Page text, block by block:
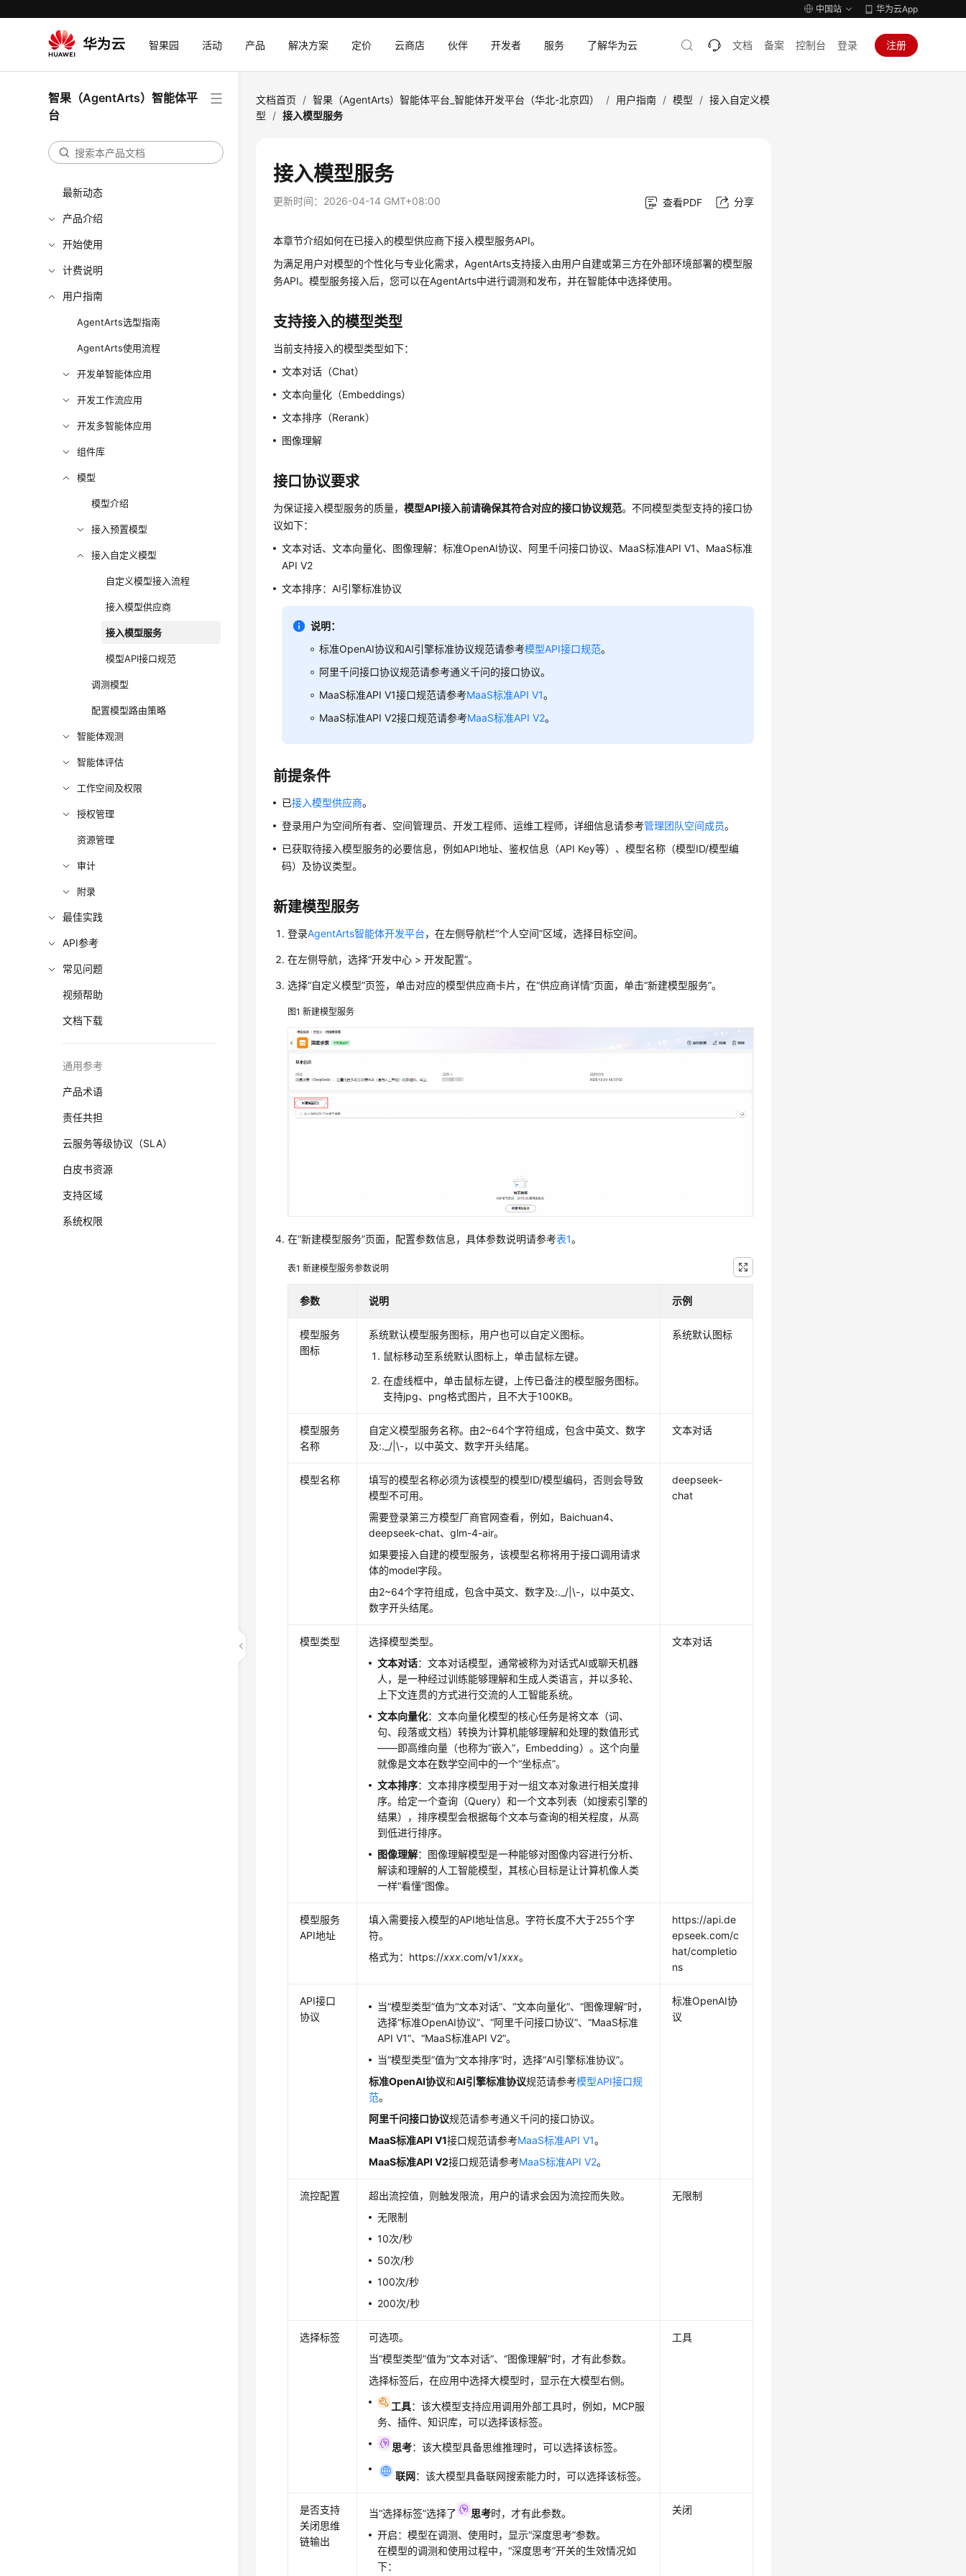
中国站 华为云App
智果园 活动 产品 解决方案 定价 云商店 伙伴 开发者 服务 了解华为云 文档 备案 控制台 登录 注册
智果（AgentArts）智能体平
台
最新动态
产品介绍
开始使用
计费说明
用户指南
AgentArts选型指南
AgentArts使用流程
开发单智能体应用
开发工作流应用
开发多智能体应用
组件库
模型
模型介绍
接入预置模型
接入自定义模型
自定义模型接入流程
接入模型供应商
接入模型服务
模型API接口规范
调测模型
配置模型路由策略
智能体观测
智能体评估
工作空间及权限
授权管理
资源管理
审计
附录
最佳实践
API参考
常见问题
视频帮助
文档下载
通用参考
产品术语
责任共担
云服务等级协议（SLA）
白皮书资源
支持区域
系统权限
文档首页 / 智果（AgentArts）智能体平台_智能体开发平台（华北-北京四） / 用户指南 / 模型 / 接入自定义模
型
/ 接入模型服务
接入模型服务
更新时间： 2026-04-14 GMT+08:00 查看PDF 分享
本章节介绍如何在已接入的模型供应商下接入模型服务API。
为满足用户对模型的个性化与专业化需求，AgentArts支持接入由用户自建或第三方在外部环境部署的模型服
务API。模型服务接入后，您可以在AgentArts中进行调测和发布，并在智能体中选择使用。
支持接入的模型类型
当前支持接入的模型类型如下：
文本对话（Chat）
文本向量化（Embeddings）
文本排序（Rerank）
图像理解
接口协议要求
为保证接入模型服务的质量，模型API接入前请确保其符合对应的接口协议规范。不同模型类型支持的接口协
议如下：
文本对话、文本向量化、图像理解：标准OpenAI协议、阿里千问接口协议、MaaS标准API V1、MaaS标准
API V2
文本排序：AI引擎标准协议
说明：
标准OpenAI协议和AI引擎标准协议规范请参考模型API接口规范。
阿里千问接口协议规范请参考通义千问的接口协议。
MaaS标准API V1接口规范请参考MaaS标准API V1。
MaaS标准API V2接口规范请参考MaaS标准API V2。
前提条件
已接入模型供应商。
登录用户为空间所有者、空间管理员、开发工程师、运维工程师，详细信息请参考管理团队空间成员。
已获取待接入模型服务的必要信息，例如API地址、鉴权信息（API Key等）、模型名称（模型ID/模型编
码）及协议类型。
新建模型服务
登录AgentArts智能体开发平台，在左侧导航栏“个人空间”区域，选择目标空间。
在左侧导航，选择“开发中心 > 开发配置”。
选择“自定义模型”页签，单击对应的模型供应商卡片，在“供应商详情”页面，单击“新建模型服务”。
图1新建模型服务
在“新建模型服务”页面，配置参数信息，具体参数说明请参考表1。
表1新建模型服务参数说明
参数 说明 示例
模型服务
图标
系统默认模型服务图标，用户也可以自定义图标。
鼠标移动至系统默认图标上，单击鼠标左键。
在虚线框中，单击鼠标左键，上传已备注的模型服务图标。
支持jpg、png格式图片，且不大于100KB。
系统默认图标
模型服务
名称
自定义模型服务名称。由2~64个字符组成，包含中英文、数字
及:._/|\-，以中英文、数字开头结尾。
文本对话
模型名称
填写的模型名称必须为该模型的模型ID/模型编码，否则会导致
模型不可用。
需要登录第三方模型厂商官网查看，例如，Baichuan4、
deepseek-chat、glm-4-air。
如果要接入自建的模型服务，该模型名称将用于接口调用请求
体的model字段。
由2~64个字符组成，包含中英文、数字及:._/|\-，以中英文、
数字开头结尾。
deepseek-
chat
模型类型
选择模型类型。
文本对话：文本对话模型，通常被称为对话式AI或聊天机器
人，是一种经过训练能够理解和生成人类语言，并以多轮、
上下文连贯的方式进行交流的人工智能系统。
文本向量化：文本向量化模型的核心任务是将文本（词、
句、段落或文档）转换为计算机能够理解和处理的数值形式
——即高维向量（也称为“嵌入”，Embedding）。这个向量
就像是文本在数学空间中的一个“坐标点”。
文本排序：文本排序模型用于对一组文本对象进行相关度排
序。给定一个查询（Query）和一个文本列表（如搜索引擎的
结果），排序模型会根据每个文本与查询的相关程度，从高
到低进行排序。
图像理解：图像理解模型是一种能够对图像内容进行分析、
解读和理解的人工智能模型，其核心目标是让计算机像人类
一样“看懂”图像。
文本对话
模型服务
API地址
填入需要接入模型的API地址信息。字符长度不大于255个字
符。
格式为：https://xxx.com/v1/xxx。
https://api.de
epseek.com/c
hat/completio
ns
API接口
协议
当“模型类型”值为“文本对话”、“文本向量化”、“图像理解”时，
选择“标准OpenAI协议”、“阿里千问接口协议”、“MaaS标准
API V1”、“MaaS标准API V2”。
当“模型类型”值为“文本排序”时，选择“AI引擎标准协议”。
标准OpenAI协议和AI引擎标准协议规范请参考模型API接口规
范。
阿里千问接口协议规范请参考通义千问的接口协议。
MaaS标准API V1接口规范请参考MaaS标准API V1。
MaaS标准API V2接口规范请参考MaaS标准API V2。
标准OpenAI协
议
流控配置
超出流控值，则触发限流，用户的请求会因为流控而失败。
无限制
10次/秒
50次/秒
100次/秒
200次/秒
无限制
选择标签
可选项。
当“模型类型”值为“文本对话”、“图像理解”时，才有此参数。
选择标签后，在应用中选择大模型时，显示在大模型右侧。
工具：该大模型支持应用调用外部工具时，例如，MCP服
务、插件、知识库，可以选择该标签。
思考：该大模型具备思维推理时，可以选择该标签。
联网：该大模型具备联网搜索能力时，可以选择该标签。
工具
是否支持
关闭思维
链输出
当“选择标签”选择了 思考时，才有此参数。
开启：模型在调测、使用时，显示“深度思考”参数。
在模型的调测和使用过程中，“深度思考”开关的生效情况如
下：
关闭